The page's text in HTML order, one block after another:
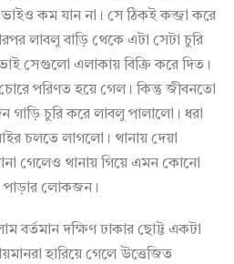
কম যান না। সে ঠিকই কব্জা করে
লাবলু বাড়ি থেকে এটা সেটা চুরি
সেগুলো এলাকায় বিক্রি করে দিত।
চোরে পরিণত হয়ে গেল। কিন্তু জীবনতো
গাড়ি চুরি করে লাবলু পালালো। ধরা
চলতে লাগলো। থানায় দেয়া
গেলেও থানায় গিয়ে এমন কোনো
পাড়ার লোকজন।
বর্তমান দক্ষিণ ঢাকার ছোট্ট একটা
হারিয়ে গেলে উত্তেজিত